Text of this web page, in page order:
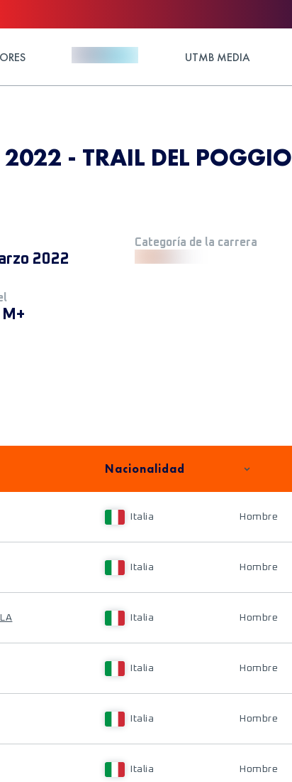
UTMB MEDIA
- TRAIL DEL POGGIO
2022
Categoría de la carrera
Nacionalidad
Italia Hombre
Italia Hombre
Italia Hombre
Italia Hombre
Italia Hombre
Italia Hombre